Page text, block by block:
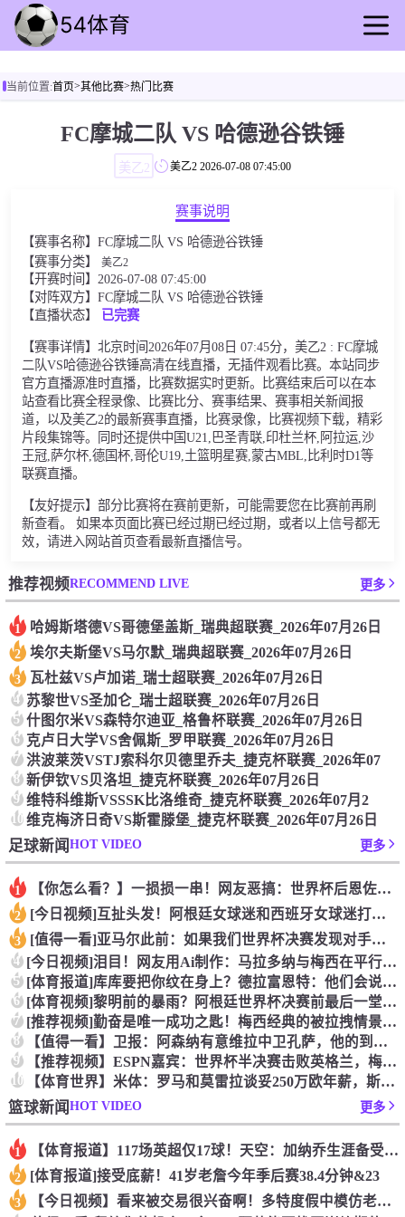
足球直播
其他比赛
当前位置:首页>其他比赛>热门比赛
FC摩城二队 VS 哈德逊谷铁锤
美乙2 美乙2 2026-07-08 07:45:00
赛事说明
【赛事名称】FC摩城二队 VS 哈德逊谷铁锤
【赛事分类】 美乙2
【开赛时间】2026-07-08 07:45:00
【对阵双方】FC摩城二队 VS 哈德逊谷铁锤
【直播状态】
已完赛
【赛事详情】北京时间2026年07月08日 07:45分，美乙2 : FC摩城
二队VS哈德逊谷铁锤高清在线直播，无插件观看比赛。本站同步
官方直播源准时直播，比赛数据实时更新。比赛结束后可以在本
站查看比赛全程录像、比赛比分、赛事结果、赛事相关新闻报
道，以及美乙2的最新赛事直播，比赛录像，比赛视频下载，精彩
片段集锦等。同时还提供中国U21,巴圣青联,印杜兰杯,阿拉运,沙
王冠,萨尔杯,德国杯,哥伦U19,土篮明星赛,蒙古MBL,比利时D1等
联赛直播。
【友好提示】部分比赛将在赛前更新，可能需要您在比赛前再刷
新查看。 如果本页面比赛已经过期已经过期，或者以上信号都无
效，请进入网站首页查看最新直播信号。
推荐视频RECOMMEND LIVE 更多
1 哈姆斯塔德VS哥德堡盖斯_瑞典超联赛_2026年07月26日
2 埃尔夫斯堡VS马尔默_瑞典超联赛_2026年07月26日
3 瓦杜兹VS卢加诺_瑞士超联赛_2026年07月26日
4 苏黎世VS圣加仑_瑞士超联赛_2026年07月26日
5 什图尔米VS森特尔迪亚_格鲁杯联赛_2026年07月26日
6 克卢日大学VS舍佩斯_罗甲联赛_2026年07月26日
7 洪波莱茨VSTJ索科尔贝德里乔夫_捷克杯联赛_2026年07
8 新伊钦VS贝洛坦_捷克杯联赛_2026年07月26日
9 维特科维斯VSSSK比洛维奇_捷克杯联赛_2026年07月2
10维克梅济日奇VS斯霍滕堡_捷克杯联赛_2026年07月26日
足球新闻HOT VIDEO 更多
1 【你怎么看？】一损损一串！网友恶搞：世界杯后恩佐从阿根廷队回
2 [今日视频]互扯头发！阿根廷女球迷和西班牙女球迷打起来了！
3 [值得一看]亚马尔此前：如果我们世界杯决赛发现对手是中国队，
4 [今日视频]泪目！网友用Ai制作：马拉多纳与梅西在平行世界的
5 [体育报道]库库要把你纹在身上？德拉富恩特：他们会说到做到，
6 [体育视频]黎明前的暴雨？阿根廷世界杯决赛前最后一堂训练课直
7 [推荐视频]勤奋是唯一成功之匙！梅西经典的被拉拽情景专项训练
8 【值得一看】卫报：阿森纳有意维拉中卫孔萨，他的到来能给萨利巴
9 【推荐视频】ESPN嘉宾：世界杯半决赛击败英格兰，梅西无进球
10 【体育世界】米体：罗马和莫雷拉谈妥250万欧年薪，斯特拉斯堡
篮球新闻HOT VIDEO 更多
1 【体育报道】117场英超仅17球！天空：加纳乔生涯备受质疑，
2 [体育报道]接受底薪！41岁老詹今年季后赛38.4分钟&23
3 【今日视频】看来被交易很兴奋啊！多特度假中模仿老鹰展翅